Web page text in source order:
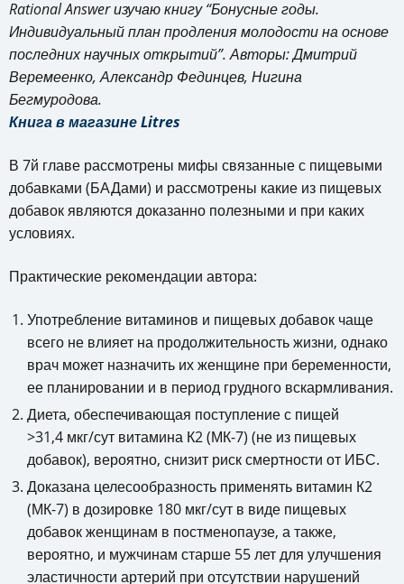
Rational Answer изучаю книгу “Бонусные годы.
Индивидуальный план продления молодости на основе
последних научных открытий”. Авторы: Дмитрий
Веремеенко, Александр Фединцев, Нигина
Бегмуродова.
Книга в магазине Litres
В 7й главе рассмотрены мифы связанные с пищевыми
добавками (БАДами) и рассмотрены какие из пищевых
добавок являются доказанно полезными и при каких
условиях.
Практические рекомендации автора:
Употребление витаминов и пищевых добавок чаще
всего не влияет на продолжительность жизни, однако
врач может назначить их женщине при беременности,
ее планировании и в период грудного вскармливания.
Диета, обеспечивающая поступление с пищей
>31,4 мкг/сут витамина К2 (МК-7) (не из пищевых
добавок), вероятно, снизит риск смертности от ИБС.
Доказана целесообразность применять витамин К2
(МК-7) в дозировке 180 мкг/сут в виде пищевых
добавок женщинам в постменопаузе, а также,
вероятно, и мужчинам старше 55 лет для улучшения
эластичности артерий при отсутствии нарушений